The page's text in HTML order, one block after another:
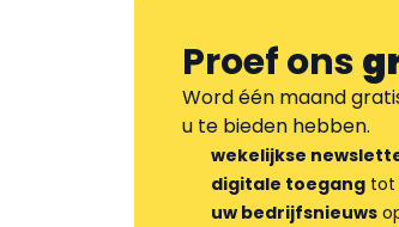
Proef ons
Word één maand
u te bieden hebben.
wekelijkse
digitale toegang tot
uw bedrijfsnieuws